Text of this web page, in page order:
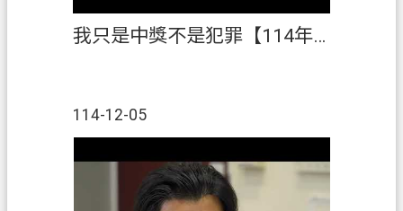
我只是中獎不是犯罪【114年「稅創藝」租稅短片創作競賽】佳作
114-12-05